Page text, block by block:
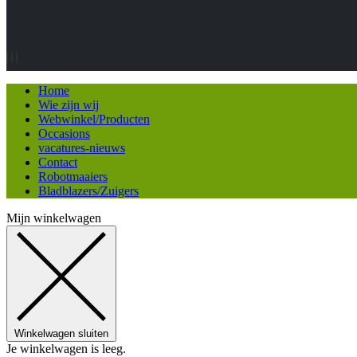
Home
Wie zijn wij
Webwinkel/Producten
Occasions
vacatures-nieuws
Contact
Robotmaaiers
Bladblazers/Zuigers
Mijn winkelwagen
Winkelwagen sluiten
Je winkelwagen is leeg.